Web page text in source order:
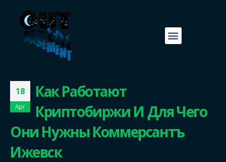
18
Apr
Как Работают
Криптобиржи И Для Чего
Они Нужны Коммерсантъ
Ижевск